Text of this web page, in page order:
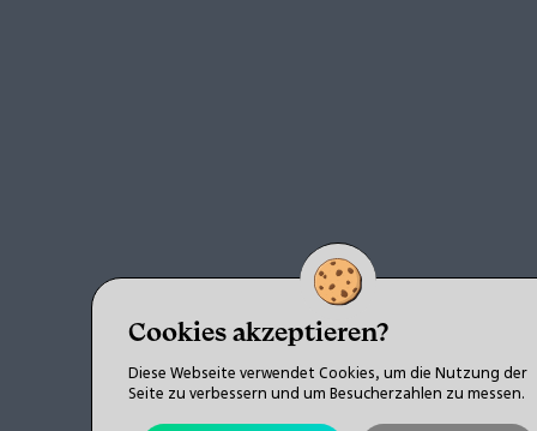
Cookies akzeptieren?
Diese Webseite verwendet Cookies, um die Nutzung der
Seite zu verbessern und um Besucherzahlen zu messen.